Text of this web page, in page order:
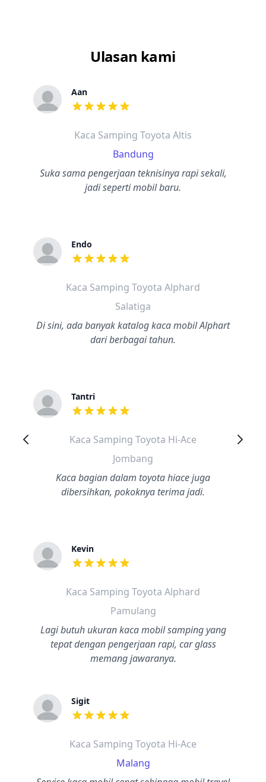
Ulasan kami
Aan
dari ulasan adalah bintang lima
Kaca Samping Toyota Altis
Bandung
Suka sama pengerjaan teknisinya rapi sekali,
jadi seperti mobil baru.
Endo
dari ulasan adalah bintang lima
Kaca Samping Toyota Alphard
Salatiga
Di sini, ada banyak katalog kaca mobil Alphart
dari berbagai tahun.
Tantri
dari ulasan adalah bintang lima
Kaca Samping Toyota Hi-Ace
Jombang
Kaca bagian dalam toyota hiace juga
dibersihkan, pokoknya terima jadi.
Kevin
dari ulasan adalah bintang lima
Kaca Samping Toyota Alphard
Pamulang
Lagi butuh ukuran kaca mobil samping yang
tepat dengan pengerjaan rapi, car glass
memang jawaranya.
Sigit
dari ulasan adalah bintang lima
Kaca Samping Toyota Hi-Ace
Malang